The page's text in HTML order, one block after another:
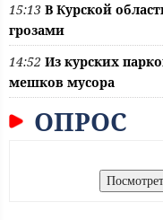
15:13 В Курской
грозами
14:52 Из курских
мешков мусора
ОПРОС